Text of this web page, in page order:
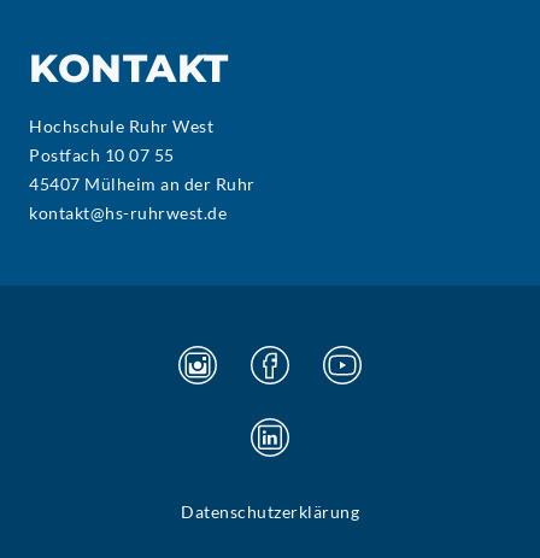
KONTAKT
Hochschule Ruhr West
Postfach 10 07 55
45407 Mülheim an der Ruhr
kontakt@hs-ruhrwest.de
Datenschutzerklärung